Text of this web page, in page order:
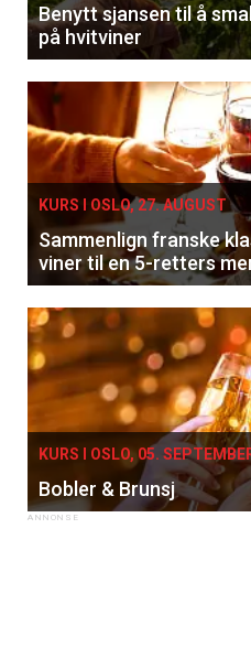
Benytt sjansen til å
på hvitviner
KURS I OSLO, 27. AUGUST
Sammenlign franske
viner til en 5-retters
KURS I OSLO, 05.
Bobler & Brunsj